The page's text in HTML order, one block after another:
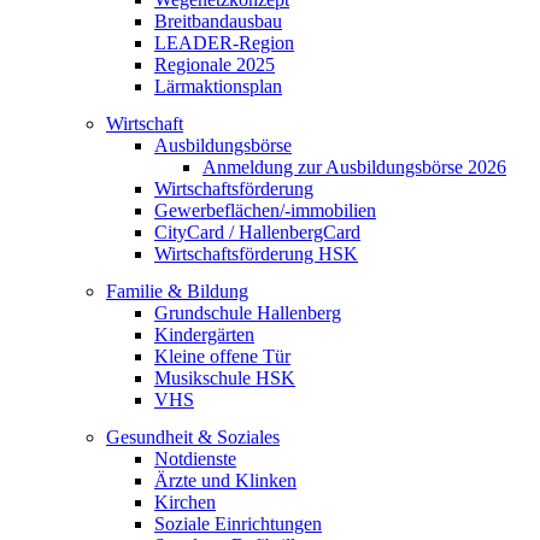
Breitbandausbau
LEADER-Region
Regionale 2025
Lärmaktionsplan
Wirtschaft
Ausbildungsbörse
Anmeldung zur Ausbildungsbörse 2026
Wirtschaftsförderung
Gewerbeflächen/-immobilien
CityCard / HallenbergCard
Wirtschaftsförderung HSK
Familie & Bildung
Grundschule Hallenberg
Kindergärten
Kleine offene Tür
Musikschule HSK
VHS
Gesundheit & Soziales
Notdienste
Ärzte und Klinken
Kirchen
Soziale Einrichtungen